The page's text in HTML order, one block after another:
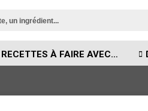
RECETTES À FAIRE AVEC…